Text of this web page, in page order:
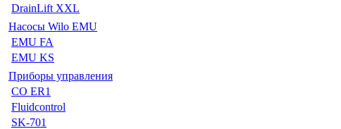
DrainLift XXL
Насосы Wilo EMU
EMU FA
EMU KS
Приборы управления
CO ER1
Fluidcontrol
SK-701